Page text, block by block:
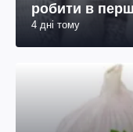
робити в
4 дні тому